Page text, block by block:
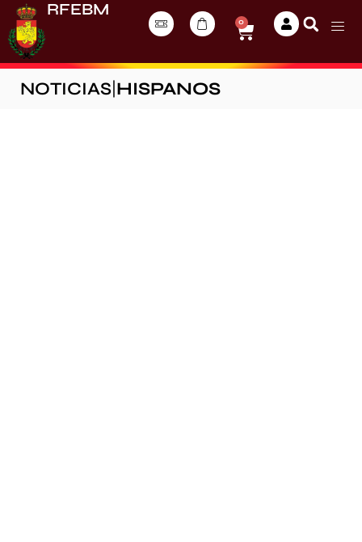
RFEBM
0
NOTICIAS HISPANOS